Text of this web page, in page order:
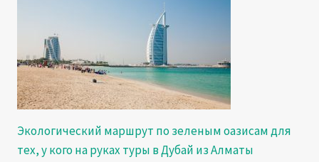
Экологический маршрут по зеленым оазисам для
тех, у кого на руках туры в Дубай из Алматы